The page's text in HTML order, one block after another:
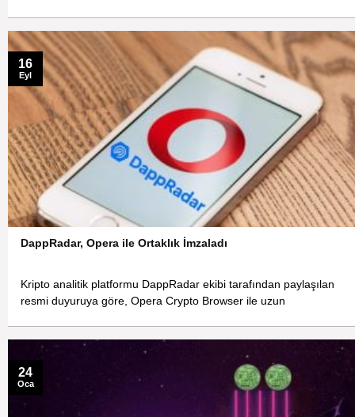
DappRadar, Opera ile Ortaklık İmzaladı
Kripto analitik platformu DappRadar ekibi tarafından paylaşılan
resmi duyuruya göre, Opera Crypto Browser ile uzun
16
Eyl
24
Oca